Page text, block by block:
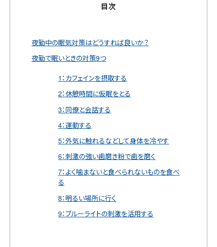
目次
夜勤中の眠気対策はどうすれば良いか？
夜勤で眠いときの対策9つ
1：カフェインを摂取する
2：休憩時間に仮眠をとる
3：同僚と会話する
4：運動する
5：外気に触れるなどして身体を冷やす
6：刺激の強い歯磨き粉で歯を磨く
7：よく噛まないと食べられないものを食べ
る
8：明るい場所に行く
9：ブルーライトの刺激を活用する